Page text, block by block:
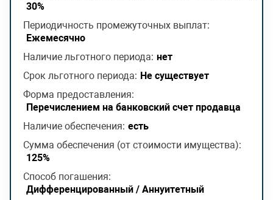
30%
Периодичность промежуточных выплат:
Ежемесячно
Наличие льготного периода: нет
Срок льготного периода: Не существует
Форма предоставления:
Перечислением на банковский счет продавца
Наличие обеспечения: есть
Сумма обеспечения (от стоимости имущества):
125%
Способ погашения:
Дифференцированный / Аннуитетный